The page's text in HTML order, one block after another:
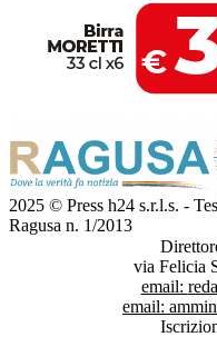
2025 © Press h24 s.r.l.s. -
Ragusa n. 1/2013
via Felicia
email:
email: